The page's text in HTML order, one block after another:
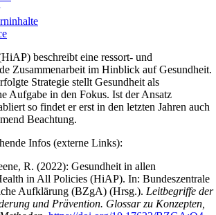
beschreibt eine ressort- und
Zusammenarbeit im Hinblick auf Gesundheit.
Strategie stellt Gesundheit als
Aufgabe in den Fokus. Ist der Ansatz
so findet er erst in den letzten Jahren auch
Beachtung.
Infos (externe Links):
R. (2022): Gesundheit in allen
in All Policies (HiAP). In: Bundeszentrale
Aufklärung (BZgA) (Hrsg.). Leitbegriffe der
und Prävention. Glossar zu Konzepten,